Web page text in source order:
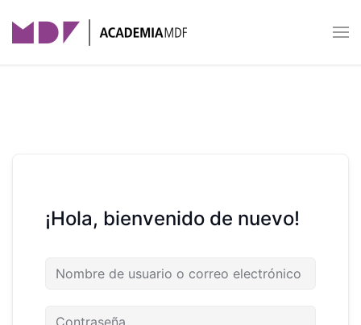
Skip to main content
¡Hola, bienvenido de nuevo!